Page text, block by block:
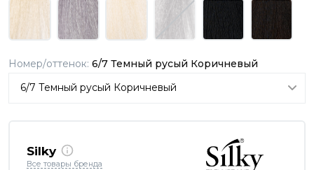
Номер/оттенок: 6/7 Темный русый Коричневый
Silky
Все товары бренда